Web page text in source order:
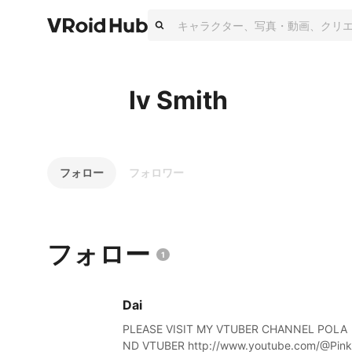
Iv Smith
フォロー フォロワー
フォロー 1
Dai
PLEASE VISIT MY VTUBER CHANNEL POLA
ND VTUBER http://www.youtube.com/@Pink